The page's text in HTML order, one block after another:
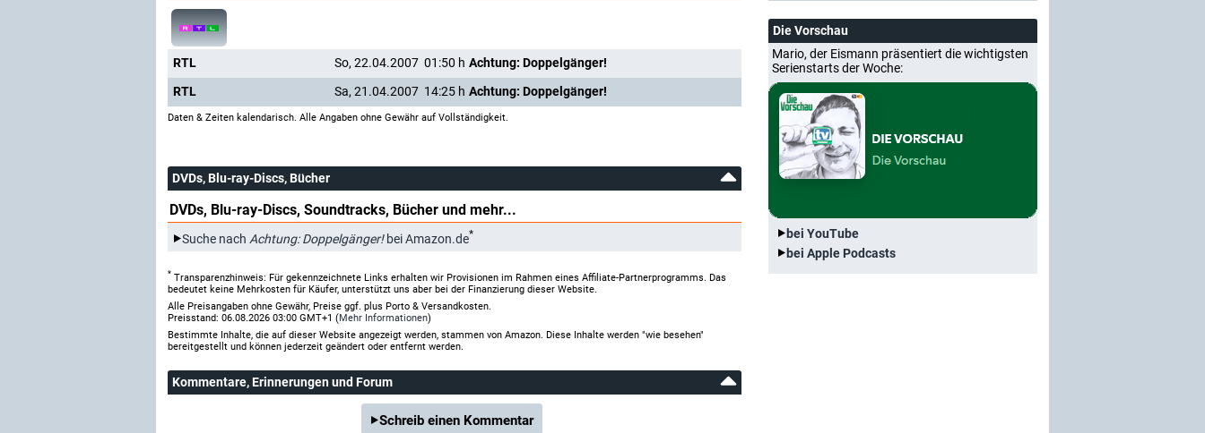
RTL So, 22.04.2007 01:50 h Achtung: Doppelgänger!
RTL
Sa, 21.04.2007 14:25 h Achtung: Doppelgänger!
Daten & Zeiten kalendarisch. Alle Angaben ohne Gewähr auf Vollständigkeit.
DVDs, Blu-ray-Discs, Bücher
DVDs, Blu-ray-Discs, Soundtracks, Bücher und mehr...
Suche nach Achtung: Doppelgänger!bei Amazon.de*
* Transparenzhinweis: Für gekennzeichnete Links erhalten wir Provisionen im Rahmen eines Affiliate-Partnerprogramms. Das
bedeutet keine Mehrkosten für Käufer, unterstützt uns aber bei der Finanzierung dieser Website.
Alle Preisangaben ohne Gewähr, Preise ggf. plus Porto & Versandkosten.
Preisstand: 06.08.2026 03:00 GMT+1 (Mehr Informationen)
Bestimmte Inhalte, die auf dieser Website angezeigt werden, stammen von Amazon. Diese Inhalte werden "wie besehen"
bereitgestellt und können jederzeit geändert oder entfernt werden.
Kommentare, Erinnerungen und Forum
Schreib einen Kommentar
Die Vorschau
Mario, der Eismann präsentiert die wichtigsten
Serienstarts der Woche:
bei YouTube
bei Apple Podcasts